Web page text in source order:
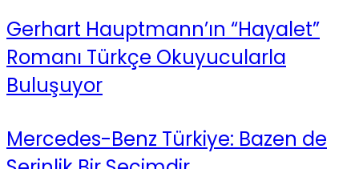
Gerhart Hauptmann’ın “Hayalet”
Romanı Türkçe Okuyucularla
Buluşuyor
Mercedes-Benz Türkiye: Bazen de